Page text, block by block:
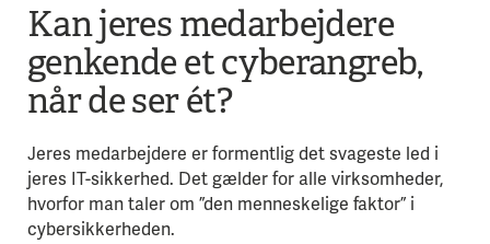
Kan jeres medarbejdere
genkende et cyberangreb,
når de ser ét?
Jeres medarbejdere er formentlig det svageste led i
jeres IT-sikkerhed. Det gælder for alle virksomheder,
hvorfor man taler om ”den menneskelige faktor” i
cybersikkerheden.